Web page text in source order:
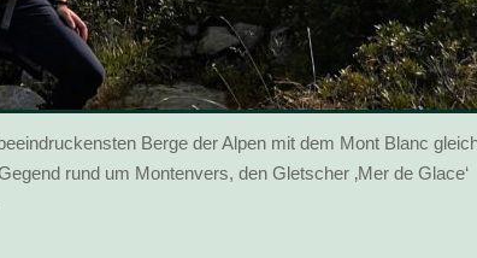
Berge der Alpen mit dem Mont Blanc
rund um Montenvers, den Gletscher ‚Mer de Glace‘